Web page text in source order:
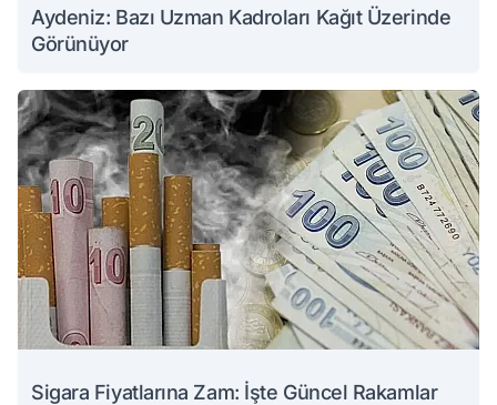
Aydeniz: Bazı Uzman Kadroları Kağıt Üzerinde
Görünüyor
Sigara Fiyatlarına Zam: İşte Güncel Rakamlar